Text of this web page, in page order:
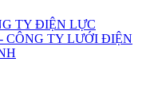
TY ĐIỆN LỰC
CÔNG TY LƯỚI ĐIỆN